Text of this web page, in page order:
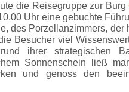
die Reisegruppe zur Burg
Uhr eine gebuchte
des Porzellanzimmers, der
Besucher viel
ihrer strategischen
Sonnenschein ließ
und genoss den